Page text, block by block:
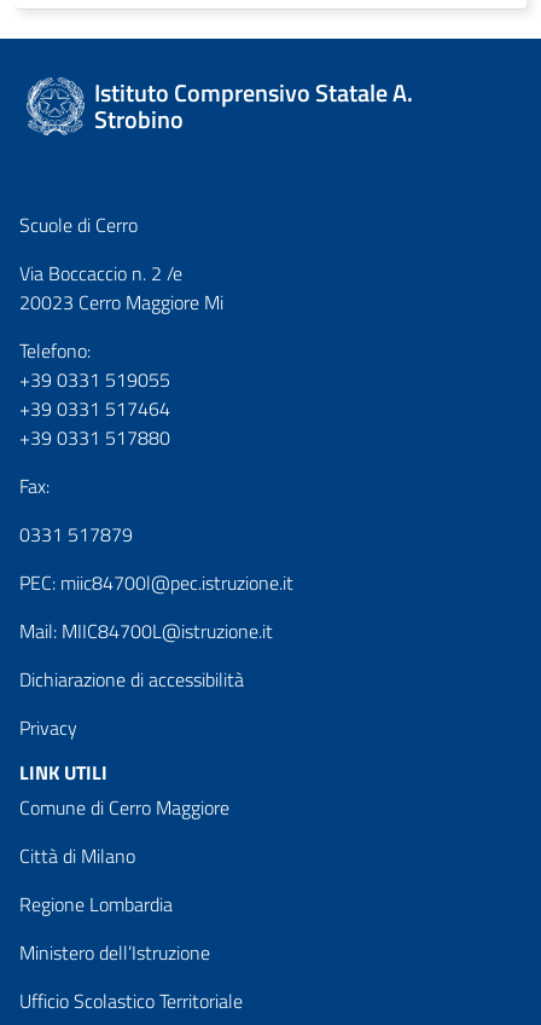
Istituto Comprensivo Statale A.
Strobino
Scuole di Cerro
Via Boccaccio n. 2 /e
20023 Cerro Maggiore Mi
Telefono:
+39 0331 519055
+39 0331 517464
+39 0331 517880
Fax:
0331 517879
PEC: miic84700l@pec.istruzione.it
Mail: MIIC84700L@istruzione.it
Dichiarazione di accessibilità
Privacy
LINK UTILI
Comune di Cerro Maggiore
Città di Milano
Regione Lombardia
Ministero dell’Istruzione
Ufficio Scolastico Territoriale